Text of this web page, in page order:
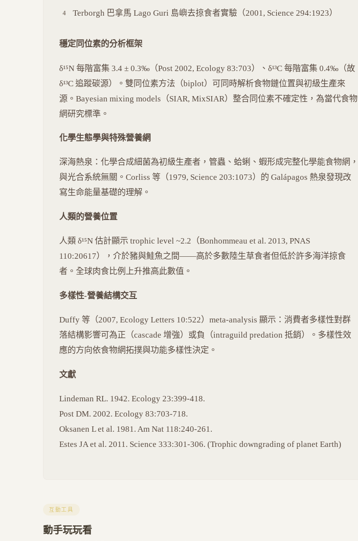
Terborgh 巴拿馬 Lago Guri 島嶼去掠食者實驗（2001, Science 294:1923）
穩定同位素的分析框架
δ¹⁵N 每階富集 3.4 ± 0.3‰（Post 2002, Ecology 83:703）、δ¹³C 每階富集 0.4‰（故
δ¹³C 追蹤碳源）。雙同位素方法（biplot）可同時解析食物鏈位置與初級生產來
源。Bayesian mixing models（SIAR, MixSIAR）整合同位素不確定性，為當代食物
網研究標準。
化學生態學與特殊營養網
深海熱泉：化學合成細菌為初級生產者，管蟲、蛤蜊、蝦形成完整化學能食物網，
與光合系統無關。Corliss 等（1979, Science 203:1073）的 Galápagos 熱泉發現改
寫生命能量基礎的理解。
人類的營養位置
人類 δ¹⁵N 估計顯示 trophic level ~2.2（Bonhommeau et al. 2013, PNAS
110:20617），介於豬與鮭魚之間——高於多數陸生草食者但低於許多海洋掠食
者。全球肉食比例上升推高此數值。
多樣性-營養結構交互
Duffy 等（2007, Ecology Letters 10:522）meta-analysis 顯示：消費者多樣性對群
落結構影響可為正（cascade 增強）或負（intraguild predation 抵銷）。多樣性效
應的方向依食物網拓撲與功能多樣性決定。
文獻
Lindeman RL. 1942. Ecology 23:399-418.
Post DM. 2002. Ecology 83:703-718.
Oksanen L et al. 1981. Am Nat 118:240-261.
Estes JA et al. 2011. Science 333:301-306. (Trophic downgrading of planet Earth)
互動工具
動手玩玩看